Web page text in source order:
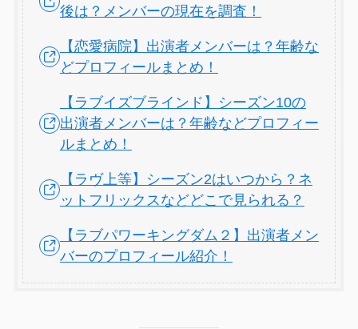
後は？メンバーの現在を調査！
【恋愛病院】出演者メンバーは？年齢な
どプロフィールまとめ！
【ラブイズブラインド】シーズン10の
出演者メンバーは？年齢などプロフィー
ルまとめ！
【ラヴ上等】シーズン2はいつから？ネ
ットフリックスなどどこで見られる？
【ラブパワーキングダム２】出演者メン
バーのプロフィール紹介！